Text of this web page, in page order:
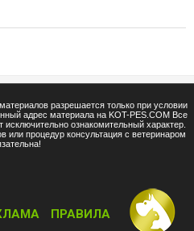
разрешается только при условии
адрес материала на KOT-PES.COM Все
ознакомительный характер.
процедур консультация с ветеринаром
ПРАВИЛА